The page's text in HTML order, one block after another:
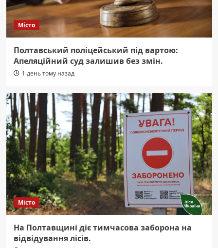
Місто
Полтавський поліцейський під вартою:
Апеляційний суд залишив без змін.
1 день тому назад
Місто
На Полтавщині діє тимчасова заборона на
відвідування лісів.